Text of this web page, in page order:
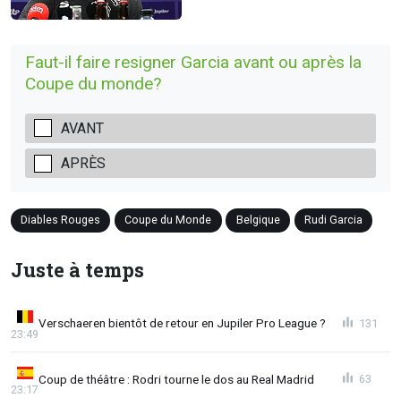
Faut-il faire resigner Garcia avant ou après la
Coupe du monde?
AVANT
APRÈS
Diables Rouges Coupe du Monde Belgique Rudi Garcia
Juste à temps
Verschaeren bientôt de retour en Jupiler Pro League ?
23:49
131
Coup de théâtre : Rodri tourne le dos au Real Madrid
23:17
63